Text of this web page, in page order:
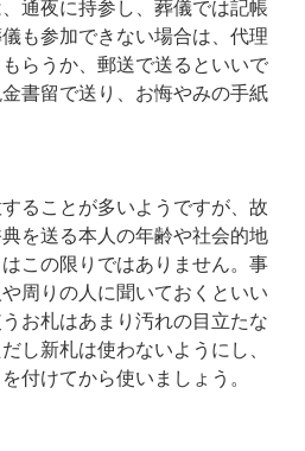
通夜に持参し、葬儀では記帳
も参加できない場合は、代理
らうか、郵送で送るといいで
書留で送り、お悔やみの手紙
ることが多いようですが、故
を送る本人の年齢や社会的地
この限りではありません。事
周りの人に聞いておくといい
お札はあまり汚れの目立たな
し新札は使わないようにし、
付けてから使いましょう。